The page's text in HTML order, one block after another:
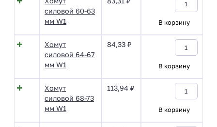
силовой 60-63
мм W1
В корзину
Хомут
силовой 64-67
мм W1
84,33 ₽
В корзину
Хомут
силовой 68-73
мм W1
113,94 ₽
В корзину